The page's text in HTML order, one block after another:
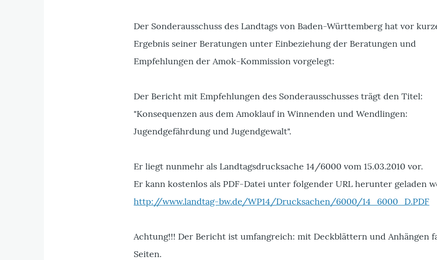
Der Sonderausschuss des Landtags von Baden-Württemberg hat vor
Ergebnis seiner Beratungen unter Einbeziehung der Beratungen und
Empfehlungen der Amok-Kommission vorgelegt:
Der Bericht mit Empfehlungen des Sonderausschusses trägt den Titel:
"Konsequenzen aus dem Amoklauf in Winnenden und Wendlingen:
Jugendgefährdung und Jugendgewalt".
Er liegt nunmehr als Landtagsdrucksache 14/6000 vom 15.03.2010 vor.
Er kann kostenlos als PDF-Datei unter folgender URL herunter geladen
http://www.landtag-bw.de/WP14/Drucksachen/6000/14_6000_D.PDF
Achtung!!! Der Bericht ist umfangreich: mit Deckblättern und Anhängen
Seiten.